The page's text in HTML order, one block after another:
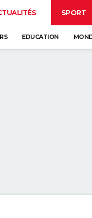
SPORT
EDUCATION